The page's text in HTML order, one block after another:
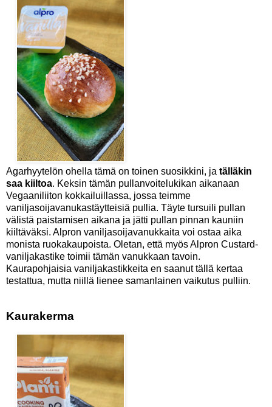
Agarhyytelön ohella tämä on toinen suosikkini, ja tälläkin
saa kiiltoa. Keksin tämän pullanvoitelukikan aikanaan
Vegaaniliiton kokkailuillassa, jossa teimme
vaniljasoijavanukastäytteisiä pullia. Täyte tursuili pullan
välistä paistamisen aikana ja jätti pullan pinnan kauniin
kiiltäväksi. Alpron vaniljasoijavanukkaita voi ostaa aika
monista ruokakaupoista. Oletan, että myös Alpron Custard-
vaniljakastike toimii tämän vanukkaan tavoin.
Kaurapohjaisia vaniljakastikkeita en saanut tällä kertaa
testattua, mutta niillä lienee samanlainen vaikutus pulliin.
Kaurakerma